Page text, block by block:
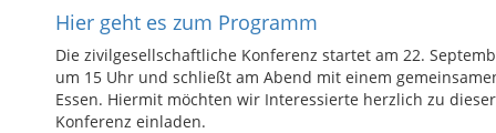
Hier geht es zum Programm
Die zivilgesellschaftliche Konferenz startet am 22.
um 15 Uhr und schließt am Abend mit einem
Essen. Hiermit möchten wir Interessierte herzlich zu dieser
Konferenz einladen.